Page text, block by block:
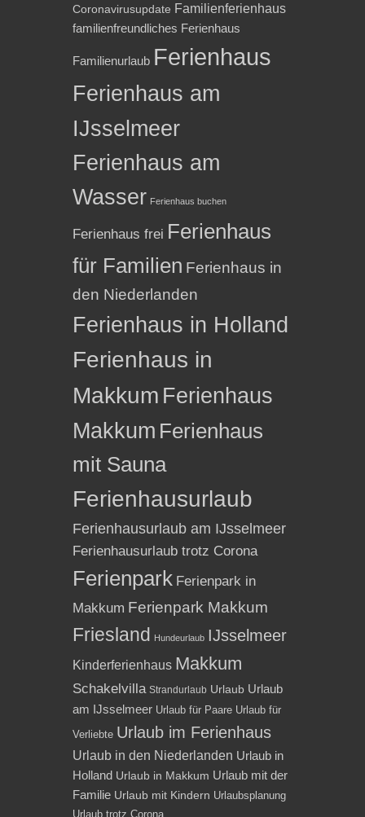
Coronavirusupdate Familienferienhaus
familienfreundliches Ferienhaus
Familienurlaub Ferienhaus
Ferienhaus am
IJsselmeer
Ferienhaus am
Wasser Ferienhaus buchen
Ferienhaus frei Ferienhaus
für Familien Ferienhaus in
den Niederlanden
Ferienhaus in Holland
Ferienhaus in
Makkum Ferienhaus
Makkum Ferienhaus
mit Sauna
Ferienhausurlaub
Ferienhausurlaub am IJsselmeer
Ferienhausurlaub trotz Corona
Ferienpark Ferienpark in
Makkum Ferienpark Makkum
Friesland Hundeurlaub IJsselmeer
Kinderferienhaus Makkum
Schakelvilla Strandurlaub Urlaub Urlaub
am IJsselmeer Urlaub für Paare Urlaub für
Verliebte Urlaub im Ferienhaus
Urlaub in den Niederlanden Urlaub in
Holland Urlaub in Makkum Urlaub mit der
Familie Urlaub mit Kindern Urlaubsplanung
Urlaub trotz Corona